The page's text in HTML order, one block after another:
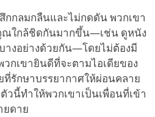
กกลมกลืนและไม่กดดัน พวกเขา
ณใกล้ชิดกันมากขึ้น—เช่น ดูหนัง
างอย่างด้วยกัน—โดยไม่ต้องมี
กเขายินดีที่จะตามไอเดียของ
ที่รักษาบรรยากาศให้ผ่อนคลาย
วนี้ทำให้พวกเขาเป็นเพื่อนที่เข้า
ยดาย